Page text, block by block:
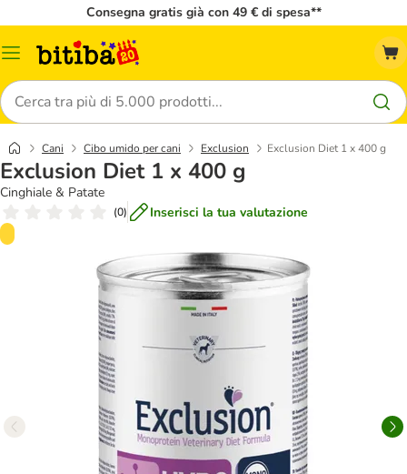
Consegna gratis già con 49 € di spesa**
Overview
Cerca
Cani Cibo umido per cani Exclusion Exclusion Diet 1 x 400 g
Exclusion Diet 1 x 400 g
Cinghiale & Patate
(0) Inserisci la tua valutazione